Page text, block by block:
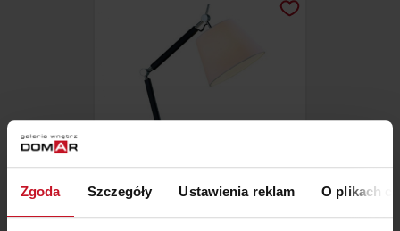
Zgoda Szczegóły Ustawienia reklam O plikach